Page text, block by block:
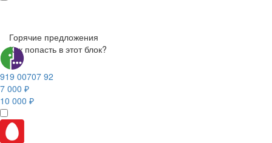
Горячие предложения
Как попасть в этот блок?
919 00707 92
7 000 ₽
10 000 ₽